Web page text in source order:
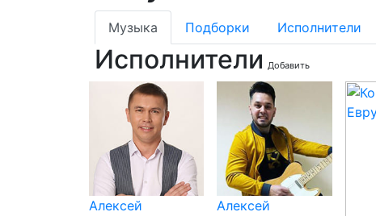
Музыка Подборки Исполнители
Исполнители Добавить
Алексей
Алексей